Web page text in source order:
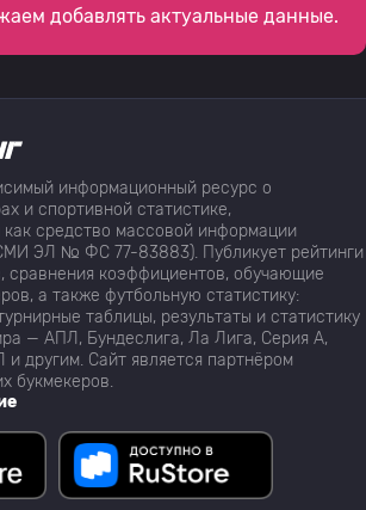
добавлять актуальные данные.
информационный ресурс о
и спортивной статистике,
как средство массовой информации
ЭЛ № ФС 77-83883). Публикует рейтинги
сравнения коэффициентов, обучающие
а также футбольную статистику:
таблицы, результаты и статистику
— АПЛ, Бундеслига, Ла Лига, Серия А,
другим. Сайт является партнёром
букмекеров.